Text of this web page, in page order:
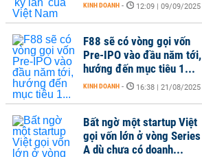
KINH DOANH - 12:09 | 09/09/2025
F88 sẽ có vòng gọi vốn
Pre-IPO vào đầu năm tới,
hướng đến mục tiêu 1...
KINH DOANH - 16:38 | 21/08/2025
Bất ngờ một startup Việt
gọi vốn lớn ở vòng Series
A dù chưa có doanh...